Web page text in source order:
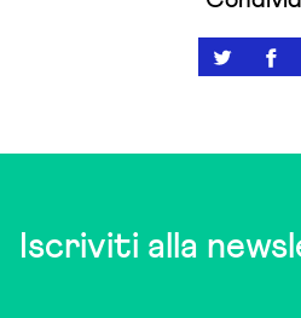
Iscriviti alla